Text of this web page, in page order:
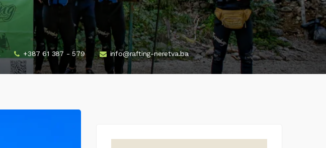
+387 61 387 - 579 info@rafting-neretva.ba